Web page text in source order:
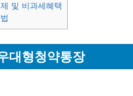
및 비과세혜택
대형청약통장